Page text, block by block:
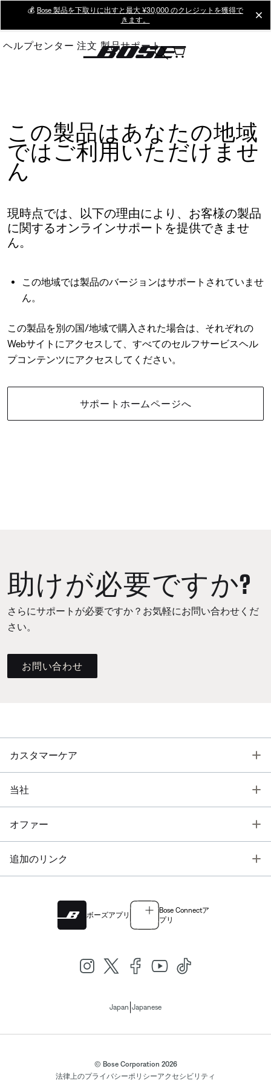
Main
💰 Bose 製品を下取りに出すと最大 ¥30,000 のクレジットを獲得で
きます。
ヘルプセンター 注文 製品サポート
この製品はあなたの地域
ではご利用いただけませ
ん
現時点では、以下の理由により、お客様の製品
に関するオンラインサポートを提供できませ
ん。
この地域では製品のバージョンはサポートされていませ
ん。
この製品を別の国/地域で購入された場合は、それぞれの
Webサイトにアクセスして、すべてのセルフサービスヘル
プコンテンツにアクセスしてください。
サポートホームページへ
助けが必要ですか?
さらにサポートが必要ですか？お気軽にお問い合わせくだ
さい。
お問い合わせ
カスタマーケア
当社
オファー
追加のリンク
ボーズアプリ
Bose Connectア
プリ
Japan Japanese
© Bose Corporation 2026
法律上のプライバシーポリシーアクセシビリティ